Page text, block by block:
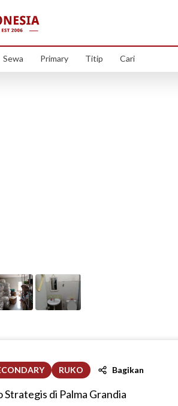
Sewa Primary Titip Cari
RUKO Bagikan
Strategis di Palma Grandia